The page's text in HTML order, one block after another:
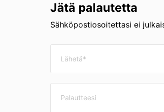
Jätä palautetta
Sähköpostiosoitettasi ei